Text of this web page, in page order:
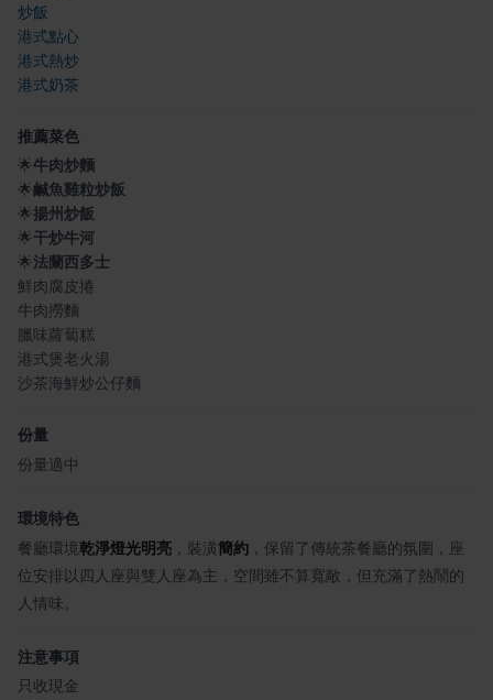
炒飯
港式點心
港式熱炒
港式奶茶
推薦菜色
🌟牛肉炒麵
🌟鹹魚雞粒炒飯
🌟揚州炒飯
🌟干炒牛河
🌟法蘭西多士
鮮肉腐皮捲
牛肉撈麵
臘味蘿蔔糕
港式煲老火湯
沙茶海鮮炒公仔麵
份量
份量適中
環境特色
餐廳環境乾淨燈光明亮 ，裝潢簡約 ，保留了傳統茶餐廳的氛圍，座
位安排以四人座與雙人座為主，空間雖不算寬敞，但充滿了熱鬧的
人情味。
注意事項
只收現金